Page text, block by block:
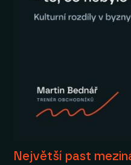
Největší past